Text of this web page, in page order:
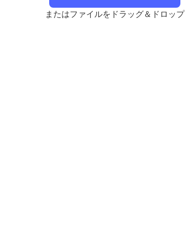
またはファイルをドラッグ＆ドロップ